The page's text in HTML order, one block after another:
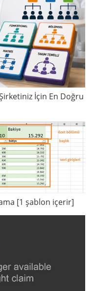
İçin En Doğru
[1 şablon içerir]